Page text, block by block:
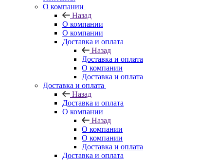
О компании
Назад
О компании
О компании
Доставка и оплата
Назад
Доставка и оплата
О компании
Доставка и оплата
Доставка и оплата
Назад
Доставка и оплата
О компании
Назад
О компании
О компании
Доставка и оплата
Доставка и оплата